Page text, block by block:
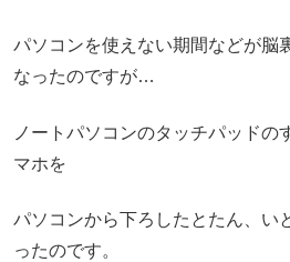
パソコンを使えない期間などが脳
なったのですが…
ノートパソコンのタッチパッドの
マホを
パソコンから下ろしたとたん、い
ったのです。